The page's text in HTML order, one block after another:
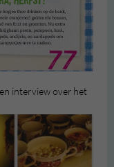
interview over het